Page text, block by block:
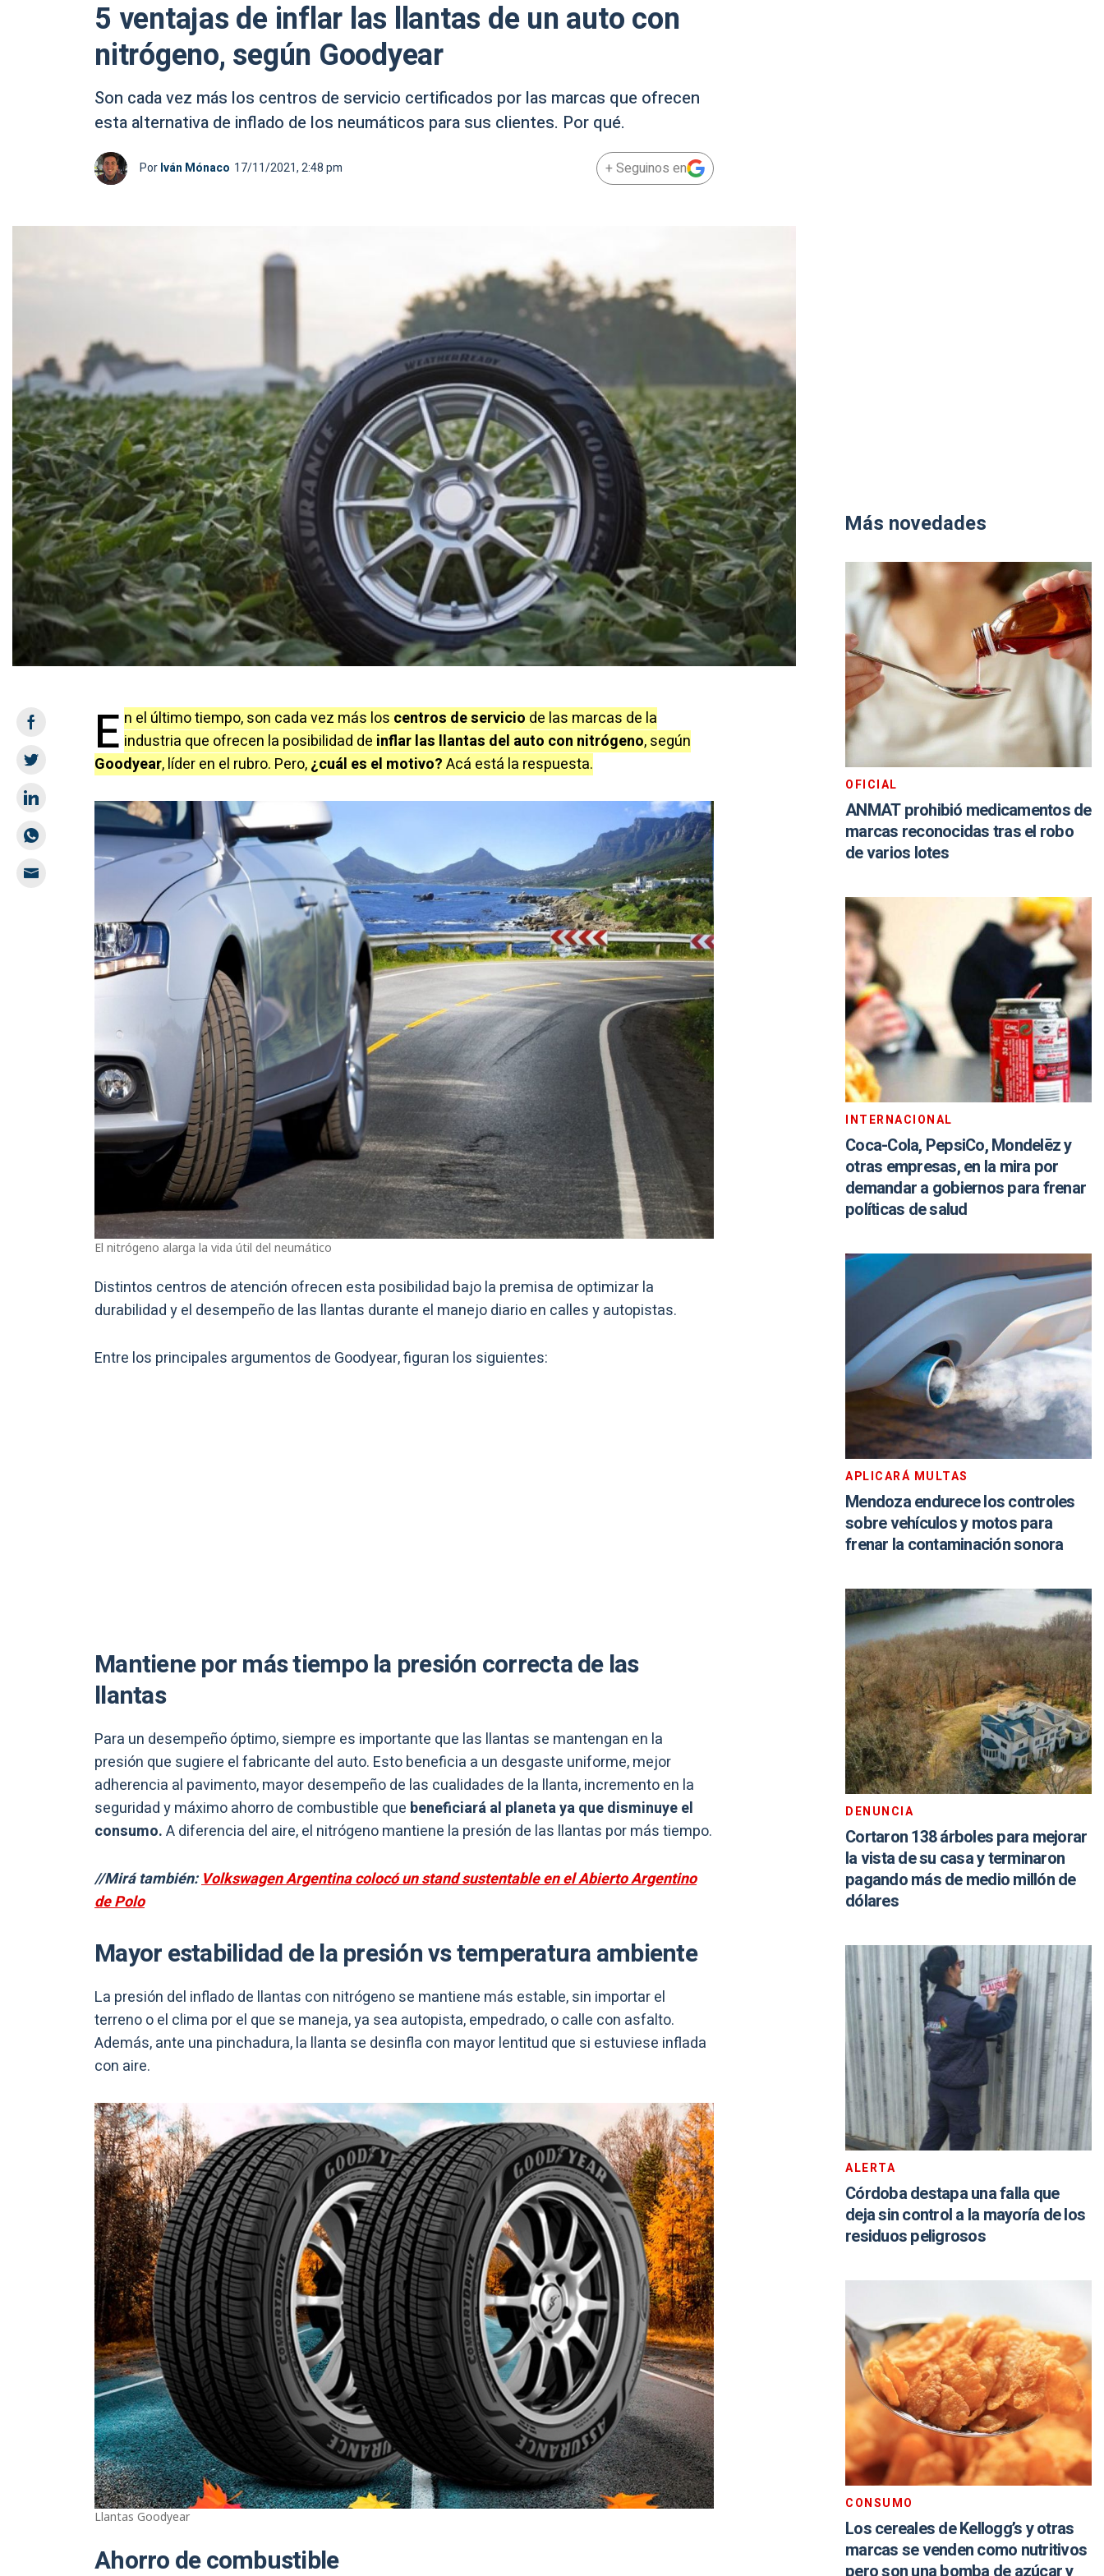
5 ventajas de inflar las llantas de un auto con
nitrógeno, según Goodyear
Son cada vez más los centros de servicio certificados por las marcas que ofrecen
esta alternativa de inflado de los neumáticos para sus clientes. Por qué.
PorIván Mónaco 17/11/2021, 2:48 pm + Seguinos en
E n el último tiempo, son cada vez más los centros de servicio de las marcas de la
industria que ofrecen la posibilidad de inflar las llantas del auto con nitrógeno, según
Goodyear, líder en el rubro. Pero,¿cuál es el motivo?Acá está la respuesta.
El nitrógeno alarga la vida útil del neumático
Distintos centros de atención ofrecen esta posibilidad bajo la premisa de optimizar la
durabilidad y el desempeño de las llantas durante el manejo diario en calles y autopistas.
Entre los principales argumentos de Goodyear, figuran los siguientes:
Mantiene por más tiempo la presión correcta de las
llantas
Para un desempeño óptimo, siempre es importante que las llantas se mantengan en la
presión que sugiere el fabricante del auto. Esto beneficia a un desgaste uniforme, mejor
adherencia al pavimento, mayor desempeño de las cualidades de la llanta, incremento en la
seguridad y máximo ahorro de combustible que beneficiará al planeta ya que disminuye el
consumo.A diferencia del aire, el nitrógeno mantiene la presión de las llantas por más tiempo.
//Mirá también:Volkswagen Argentina colocó un stand sustentable en el Abierto Argentino
de Polo
Mayor estabilidad de la presión vs temperatura ambiente
La presión del inflado de llantas con nitrógeno se mantiene más estable, sin importar el
terreno o el clima por el que se maneja, ya sea autopista, empedrado, o calle con asfalto.
Además, ante una pinchadura, la llanta se desinfla con mayor lentitud que si estuviese inflada
con aire.
Llantas Goodyear
Ahorro de combustible
Más novedades
OFICIAL
ANMAT prohibió medicamentos de
marcas reconocidas tras el robo
de varios lotes
INTERNACIONAL
Coca-Cola, PepsiCo, Mondelēz y
otras empresas, en la mira por
demandar a gobiernos para frenar
políticas de salud
APLICARÁ MULTAS
Mendoza endurece los controles
sobre vehículos y motos para
frenar la contaminación sonora
DENUNCIA
Cortaron 138 árboles para mejorar
la vista de su casa y terminaron
pagando más de medio millón de
dólares
ALERTA
Córdoba destapa una falla que
deja sin control a la mayoría de los
residuos peligrosos
CONSUMO
Los cereales de Kellogg’s y otras
marcas se venden como nutritivos